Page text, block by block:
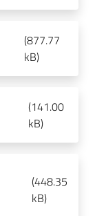
(877.77
kB)
(141.00
kB)
(448.35
kB)